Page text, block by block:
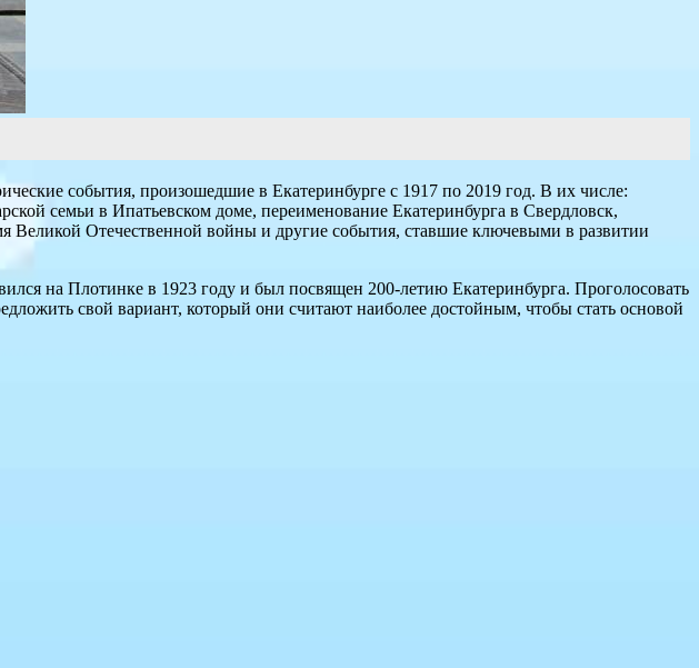
события, произошедшие в Екатеринбурге с 1917 по 2019 год. В их числе:
семьи в Ипатьевском доме, переименование Екатеринбурга в Свердловск,
Отечественной войны и другие события, ставшие ключевыми в развитии
на Плотинке в 1923 году и был посвящен 200-летию Екатеринбурга. Проголосовать
свой вариант, который они считают наиболее достойным, чтобы стать основой